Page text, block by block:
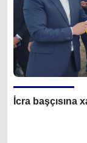
İcra başçısına